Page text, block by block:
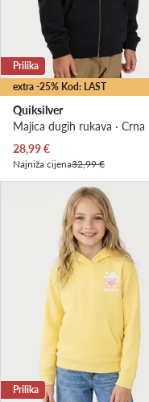
extra -25% Kod: LAST
Prilika
Quiksilver
Majica dugih rukava · Crna
Trenutna cijena
28,99€
Najniža cijena32,99 €
Prilika